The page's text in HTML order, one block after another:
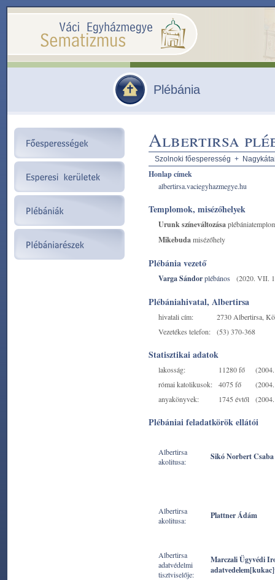
Plébánia
Albertirsa
Szolnoki főesperesség +
Honlap címek
albertirsa.vaciegyhazmegye.hu
Templomok, misézőhelyek
Urunk színeváltozása
Mikebudamisézőhely
Plébánia vezető
Varga Sándorplébános (2020. VII.
Plébániahivatal, Albertirsa
hivatali cím:
2730 Albertirsa,
Vezetékes telefon:
(53) 370-368
Statisztikai adatok
lakosság: 11280 fő
római katolikusok:
4075 fő
anyakönyvek:
1745 évtől
Plébániai feladatkörök ellátói
Albertirsa
akolitusa:
Sikó Norbert Csaba
Albertirsa
akolitusa:
Plattner Ádám
Albertirsa
adatvédelmi
tisztviselője:
Marczali Ügyvédi